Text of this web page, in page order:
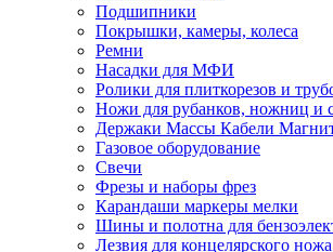
Подшипники
Покрышки, камеры, колеса
Ремни
Насадки для МФИ
Ролики для плиткорезов и
Ножи для рубанков, ножниц и
Держаки Массы Кабели
Газовое оборудование
Свечи
Фрезы и наборы фрез
Карандаши маркеры мелки
Шины и полотна для
Лезвия для концелярского ножа